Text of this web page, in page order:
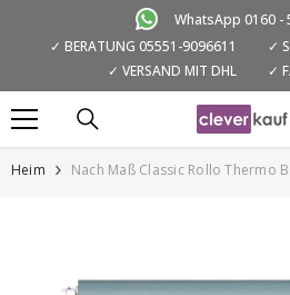
WhatsApp 0160 -
✓ BERATUNG 05551-9096611
✓
✓ VERSAND MIT DHL
✓
Heim
Nach Maß Classic Rollo Thermo